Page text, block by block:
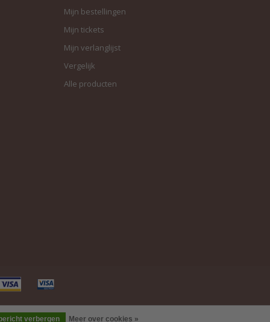
verbergen Meer over cookies »
Mijn bestellingen
Mijn tickets
Mijn verlanglijst
Vergelijk
Alle producten